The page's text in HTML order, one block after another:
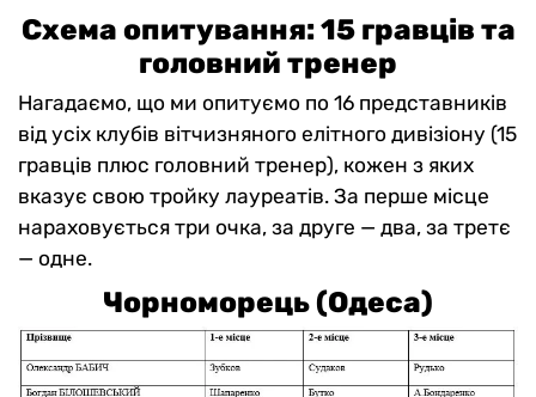
Схема опитування: 15 гравців та
головний тренер
Нагадаємо, що ми опитуємо по 16 представників
від усіх клубів вітчизняного елітного дивізіону (15
гравців плюс головний тренер), кожен з яких
вказує свою тройку лауреатів. За перше місце
нараховується три очка, за друге — два, за третє
— одне.
Чорноморець (Одеса)